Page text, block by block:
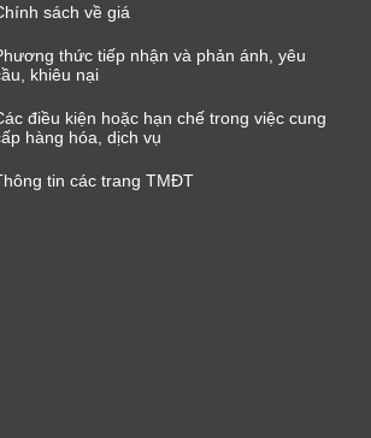
sách về giá
thức tiếp nhận và phản ánh, yêu
khiêu nại
điều kiện hoặc hạn chế trong việc cung
hàng hóa, dịch vụ
tin các trang TMĐT